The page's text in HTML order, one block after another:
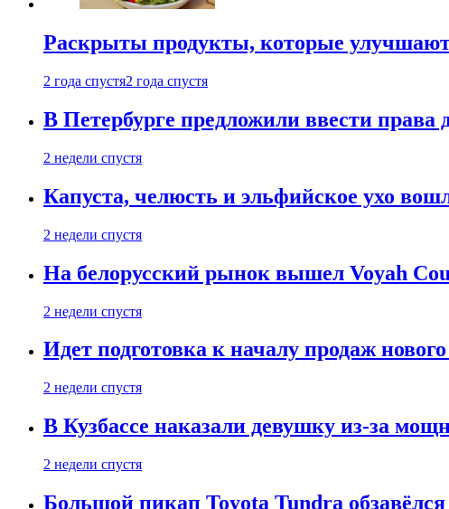
Раскрыты продукты, которые улучшают
2 года спустя2 года спустя
В Петербурге предложили ввести права
2 недели спустя
Капуста, челюсть и эльфийское ухо
2 недели спустя
На белорусский рынок вышел Voyah
2 недели спустя
Идет подготовка к началу продаж
2 недели спустя
В Кузбассе наказали девушку из-за
2 недели спустя
Большой пикап Toyota Tundra